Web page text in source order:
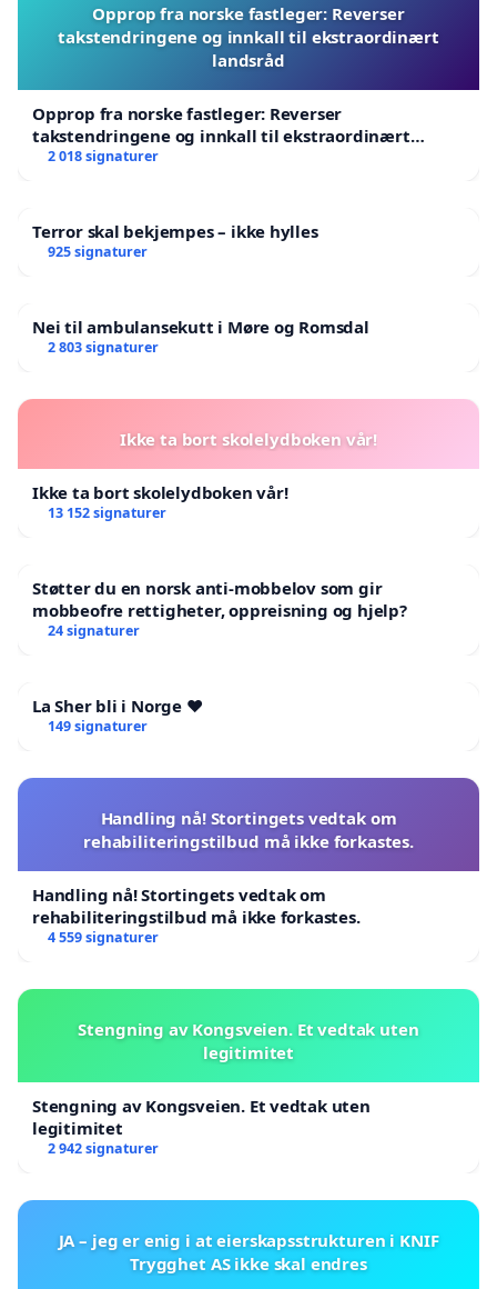
Opprop fra norske fastleger: Reverser
takstendringene og innkall til ekstraordinært
landsråd
Opprop fra norske fastleger: Reverser
takstendringene og innkall til ekstraordinært
landsråd
2 018 signaturer
Terror skal bekjempes – ikke hylles
925 signaturer
Nei til ambulansekutt i Møre og Romsdal
2 803 signaturer
Ikke ta bort skolelydboken vår!
Ikke ta bort skolelydboken vår!
13 152 signaturer
Støtter du en norsk anti-mobbelov som gir
mobbeofre rettigheter, oppreisning og hjelp?
24 signaturer
La Sher bli i Norge ❤️
149 signaturer
Handling nå! Stortingets vedtak om
rehabiliteringstilbud må ikke forkastes.
Handling nå! Stortingets vedtak om
rehabiliteringstilbud må ikke forkastes.
4 559 signaturer
Stengning av Kongsveien. Et vedtak uten
legitimitet
Stengning av Kongsveien. Et vedtak uten
legitimitet
2 942 signaturer
JA – jeg er enig i at eierskapsstrukturen i KNIF
Trygghet AS ikke skal endres